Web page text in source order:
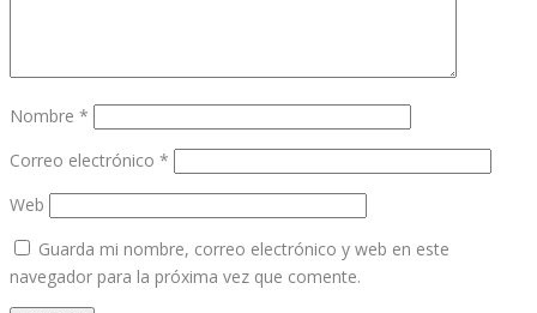
Nombre *
Correo electrónico *
Web
Guarda mi nombre, correo electrónico y web en este
navegador para la próxima vez que comente.